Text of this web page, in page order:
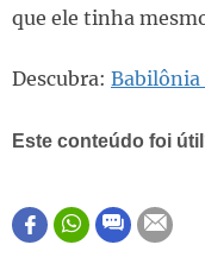
que ele tinha
Descubra: Babilônia
Este conteúdo foi
Este conteúdo